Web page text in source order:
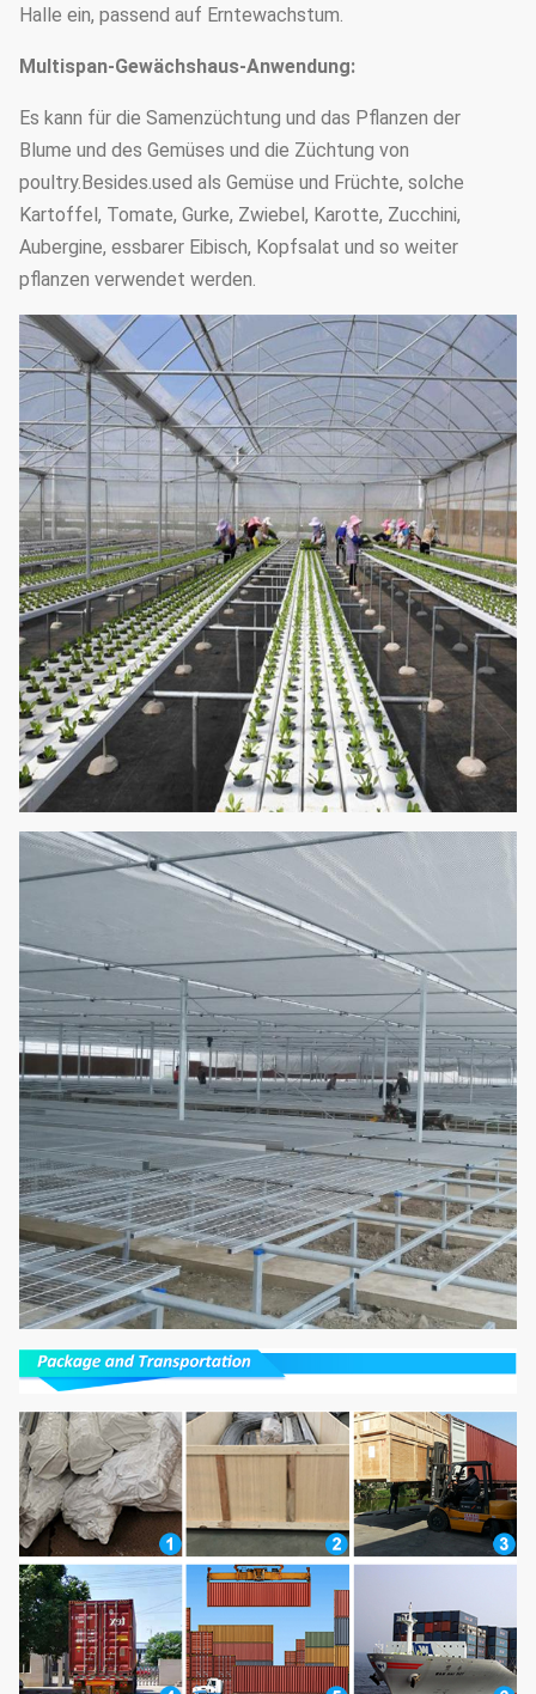
Stahlrohrstärke
1.5mm, 2.0mm, 2.5mm, 3.0mm,
3.5mm oder besonders
Grundlage Punktbetonsockel
Halle ein, passend auf Erntewachstum.
Multispan-Gewächshaus-Anwendung:
Es kann für die Samenzüchtung und das Pflanzen der
Blume und des Gemüses und die Züchtung von
poultry.Besides.used als Gemüse und Früchte, solche
Kartoffel, Tomate, Gurke, Zwiebel, Karotte, Zucchini,
Aubergine, essbarer Eibisch, Kopfsalat und so weiter
pflanzen verwendet werden.